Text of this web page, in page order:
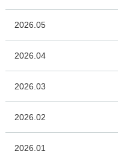
2026.05
2026.04
2026.03
2026.02
2026.01